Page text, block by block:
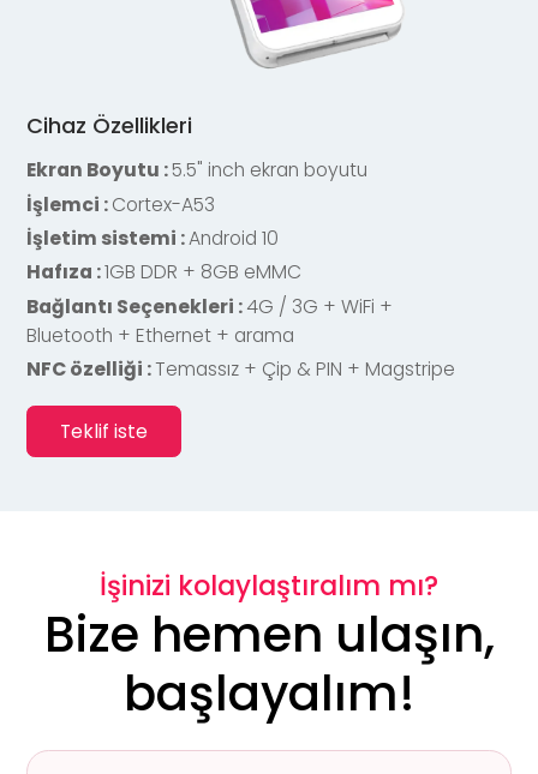
Cihaz Özellikleri
Ekran Boyutu :5.5" inch ekran boyutu
İşlemci :Cortex-A53
İşletim sistemi :Android 10
Hafıza :1GB DDR + 8GB eMMC
Bağlantı Seçenekleri :4G / 3G + WiFi +
Bluetooth + Ethernet + arama
NFC özelliği :Temassız + Çip & PIN + Magstripe
Teklif iste
İşinizi kolaylaştıralım mı?
Bize hemen ulaşın,
başlayalım!